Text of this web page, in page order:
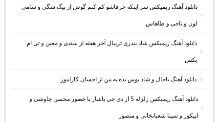
دانلود آهنگ ریمیکس سر اینکه حرفاشو کم کنم گوش از بیگ شگی و سامی
لون و ناجی و طاهاس
دانلود آهنگ ریمیکس شاد بندری تریبال آخر هفته از سندی و معین و تی ام
بکس
دانلود آهنگ باحال و شاد بوس بده به من از احسان کاراموز
دانلود آهنگ ریمیکس زلزله 5 از دی جی یاشار با حضور محسن چاوشی و
اپیکور و سینا شعبانخانی و منصور